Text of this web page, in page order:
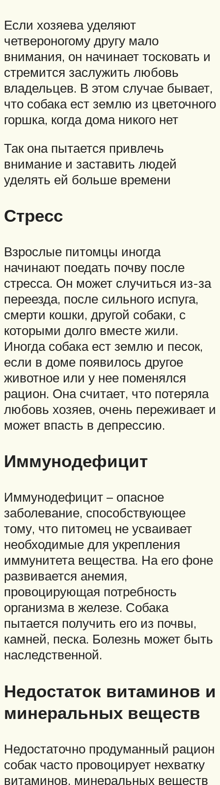
Если хозяева уделяют
четвероногому другу мало
внимания, он начинает тосковать и
стремится заслужить любовь
владельцев. В этом случае бывает,
что собака ест землю из цветочного
горшка, когда дома никого нет
Так она пытается привлечь
внимание и заставить людей
уделять ей больше времени
Стресс
Взрослые питомцы иногда
начинают поедать почву после
стресса. Он может случиться из-за
переезда, после сильного испуга,
смерти кошки, другой собаки, с
которыми долго вместе жили.
Иногда собака ест землю и песок,
если в доме появилось другое
животное или у нее поменялся
рацион. Она считает, что потеряла
любовь хозяев, очень переживает и
может впасть в депрессию.
Иммунодефицит
Иммунодефицит – опасное
заболевание, способствующее
тому, что питомец не усваивает
необходимые для укрепления
иммунитета вещества. На его фоне
развивается анемия,
провоцирующая потребность
организма в железе. Собака
пытается получить его из почвы,
камней, песка. Болезнь может быть
наследственной.
Недостаток витаминов и
минеральных веществ
Недостаточно продуманный рацион
собак часто провоцирует нехватку
витаминов, минеральных веществ